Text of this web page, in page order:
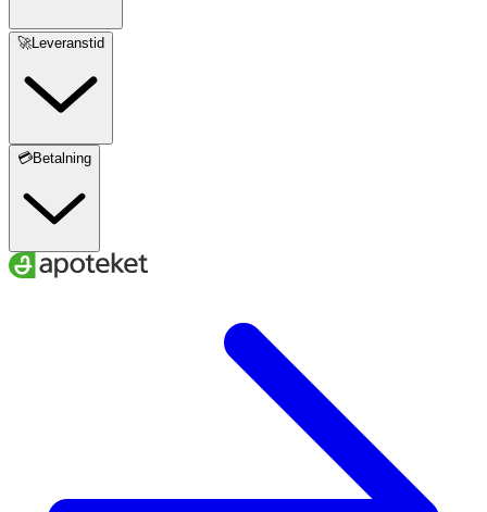
🚀Leveranstid
💳Betalning